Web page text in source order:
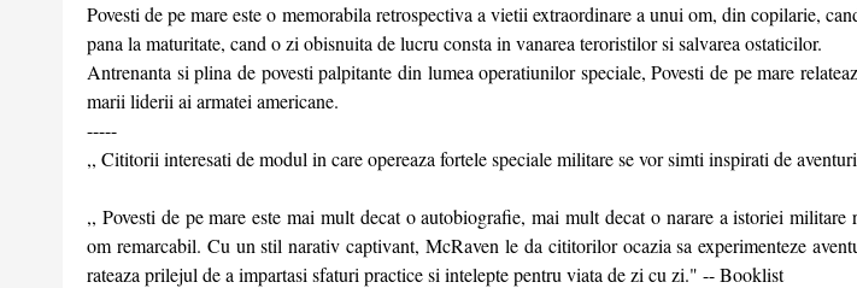
Povesti de pe mare este o memorabila retrospectiva a vietii extraordinare a unui om, din copilarie,
pana la maturitate, cand o zi obisnuita de lucru consta in vanarea teroristilor si salvarea ostaticilor.
Antrenanta si plina de povesti palpitante din lumea operatiunilor speciale, Povesti de pe mare
marii liderii ai armatei americane.
-----
,, Cititorii interesati de modul in care opereaza fortele speciale militare se vor simti inspirati de
,, Povesti de pe mare este mai mult decat o autobiografie, mai mult decat o narare a istoriei
om remarcabil. Cu un stil narativ captivant, McRaven le da cititorilor ocazia sa experimenteze
rateaza prilejul de a impartasi sfaturi practice si intelepte pentru viata de zi cu zi." -- Booklist